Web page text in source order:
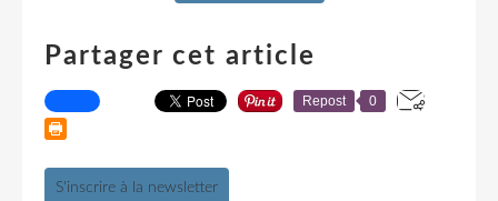
Partager cet article
Repost 0
S'inscrire à la newsletter